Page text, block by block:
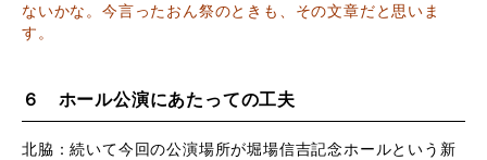
ないかな。今言ったおん祭のときも、その文章だと思いま
す。
６ ホール公演にあたっての工夫
北脇：続いて今回の公演場所が堀場信吉記念ホールという新